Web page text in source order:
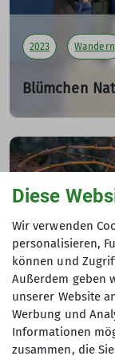
Karl Lämmer
mehr erfahren
2023 Wandern
Blümchen
Wanderung in
mehr erfahren
325 - Sektion Gera
Wandern
Diese
Wir verwenden
personalisieren,
können und
Außerdem geben
unserer Website
Werbung und
Informationen
zusammen, die